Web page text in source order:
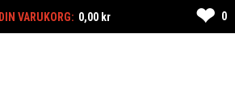
DIN VARUKORG: 0,00 kr ❤ 0